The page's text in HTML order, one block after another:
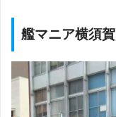
艦マニア横須賀